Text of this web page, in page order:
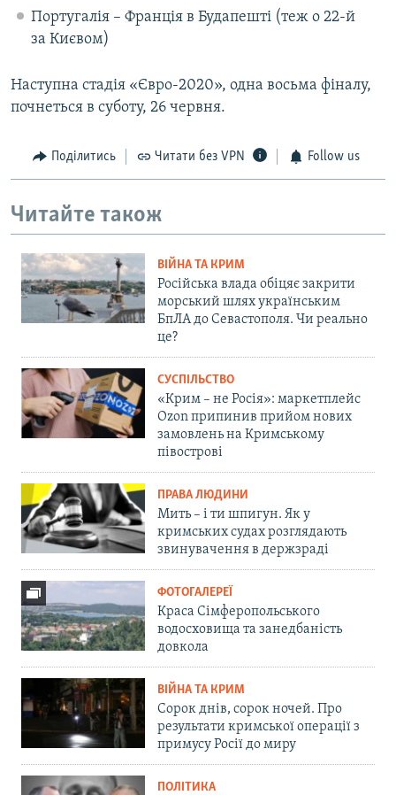
Португалія – Франція в Будапешті (теж о 22-й
за Києвом)
Наступна стадія «Євро-2020», одна восьма фіналу,
почнеться в суботу, 26 червня.
Поділитись Читати без VPN Follow us
Читайте також
ВІЙНА ТА КРИМ
Російська влада обіцяє закрити
морський шлях українським
БпЛА до Севастополя. Чи реально
це?
СУСПІЛЬСТВО
«Крим – не Росія»: маркетплейс
Ozon припинив прийом нових
замовлень на Кримському
півострові
ПРАВА ЛЮДИНИ
Мить – і ти шпигун. Як у
кримських судах розглядають
звинувачення в держзраді
ФОТОГАЛЕРЕЇ
Краса Сімферопольського
водосховища та занедбаність
довкола
ВІЙНА ТА КРИМ
Сорок днів, сорок ночей. Про
результати кримської операції з
примусу Росії до миру
ПОЛІТИКА